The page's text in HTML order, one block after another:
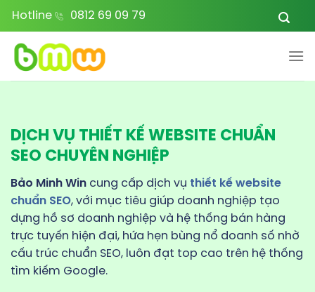
nội
dung
Hotline 0812 69 09 79
DỊCH VỤ THIẾT KẾ WEBSITE CHUẨN
SEO CHUYÊN NGHIỆP
Bảo Minh Win cung cấp dịch vụ thiết kế website
chuẩn SEO, với mục tiêu giúp doanh nghiệp tạo
dựng hồ sơ doanh nghiệp và hệ thống bán hàng
trực tuyến hiện đại, hứa hẹn bùng nổ doanh số nhờ
cấu trúc chuẩn SEO, luôn đạt top cao trên hệ thống
tìm kiếm Google.